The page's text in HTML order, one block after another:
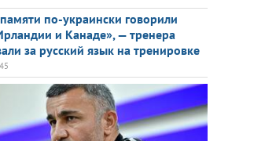
по-украински говорили
и Канаде», — тренера
за русский язык на тренировке